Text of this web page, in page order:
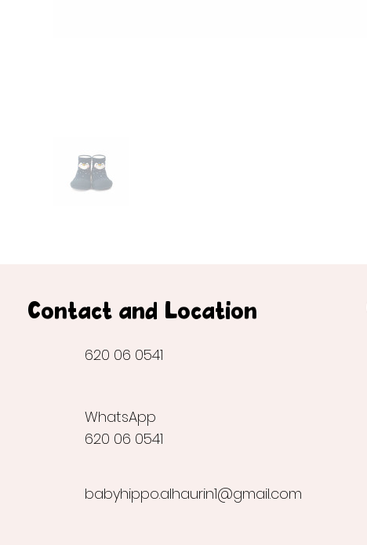
Contact and Location
620 06 0541
WhatsApp
620 06 0541
babyhippo.alhaurin1@gmail.com